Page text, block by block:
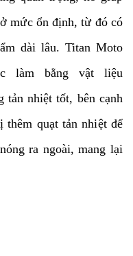
mức ổn định, từ đó có
dài lâu. Titan Moto
làm bằng vật liệu
tản nhiệt tốt, bên cạnh
thêm quạt tản nhiệt để
ra ngoài, mang lại